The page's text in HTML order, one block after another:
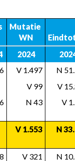
Mutatie
WN
2024
V 1.497
N
V 99
V
N 43 V
V 1.553 N
V 321
N